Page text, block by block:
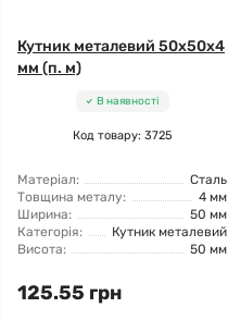
Кутник металевий 50x50x4
мм (п. м)
В наявності
Код товару: 3725
Матеріал:
Сталь
Товщина металу:
4 мм
Ширина:
50 мм
Категорія:
Кутник металевий
Висота:
50 мм
125.55 грн